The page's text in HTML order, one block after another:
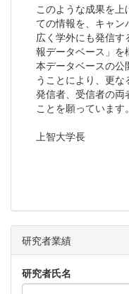
このような成果を
ての情報を、キャン
広く学外にも発信
報データベース」を
本データベースの公
うことにより、更な
発信者、受信者の両
ことを願っています。
上智大学長
研究者業績
研究者氏名